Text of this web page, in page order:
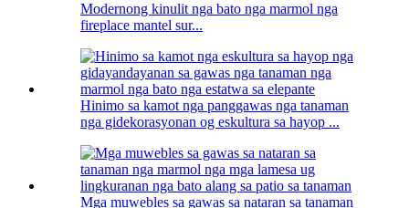
Modernong kinulit nga bato nga marmol nga
fireplace mantel sur...
Hinimo sa kamot nga panggawas nga tanaman
nga gidekorasyonan og eskultura sa hayop ...
Mga muwebles sa gawas sa nataran sa tanaman